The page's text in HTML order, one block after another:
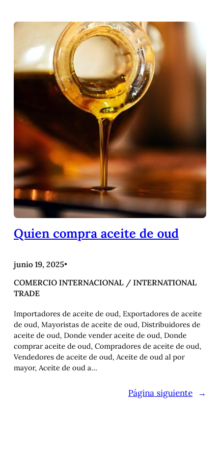
Quien compra aceite de oud
junio 19, 2025•
COMERCIO INTERNACIONAL / INTERNATIONAL
TRADE
Importadores de aceite de oud, Exportadores de aceite
de oud, Mayoristas de aceite de oud, Distribuidores de
aceite de oud, Donde vender aceite de oud, Donde
comprar aceite de oud, Compradores de aceite de oud,
Vendedores de aceite de oud, Aceite de oud al por
mayor, Aceite de oud a…
Página siguiente →